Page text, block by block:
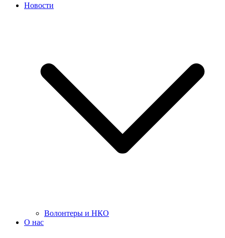
Новости
Волонтеры и НКО
О нас